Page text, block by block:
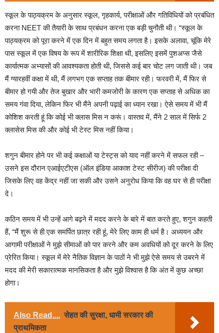
स्कूल के पाठ्यक्रम के अनुसार स्कूल, गृहकार्य, परीक्षाओं और गतिविधियों को प्रबंधित
करना NEET की तैयारी के साथ प्रबंधन करना एक बड़ी चुनौती थी। “स्कूल के
पाठ्यक्रम को पूरा करने में एक दिन में बहुत समय लगता है। इसके अलावा, चूंकि मेरे
पास स्कूल में एक विषय के रूप में शारीरिक शिक्षा थी, इसलिए इसमें पुशअप्स जैसे
कार्यात्मक अभ्यासों की आवश्यकता होती थी, जिससे कई बार चोट लग जाती थी। जब
मैं ग्यारहवीं कक्षा में थी, मैं लगभग एक सप्ताह तक बीमार रही। फरवरी में, मैं फिर से
बीमार हो गयी और तेज बुखार और भारी कमजोरी के कारण एक सप्ताह से अधिक का
समय गंवा दिया, लेकिन फिर भी मैंने अपनी पढ़ाई का ध्यान रखा। ऐसे समय में भी मैं
कोशिश करती हूं कि कोई भी क्लास मिस न करूं। वास्तव में, मैंने 2 साल में सिर्फ 2
क्लासेस मिस की और कोई भी टेस्ट मिस नहीं किया।
शगुन बीमार होने पर भी कई कक्षाओं या टेस्ट्स को याद नहीं करने में सफल रही –
उसने इस दौरान एआईएटीएस (ऑल इंडिया आकाश टेस्ट सीरीज) की परीक्षा दी
जिसके लिए वह केंद्र नहीं जा सकी और उसने अनुरोध किया कि वह घर से ही परीक्षा
दे।
कठिन समय में भी उन्हें आगे बढ़ने में मदद करने के बारे में बात करते हुए, शगुन कहती
हैं, “मैं शुरू से ही एक समर्पित छात्र रही हूं, मेरे लिए काम ही धर्म है। अध्ययन और
आगामी परीक्षाओं ने मुझे सीमाओं को पार करने और कम अवधियों को दूर करने के लिए
प्रेरित किया। स्कूल में मेरे नैतिक विज्ञान के पाठों ने भी मुझे ऐसे समय से उबरने में
मदद की मेरी सकारात्मक मानसिकता है और मुझे विश्वास है कि अंत में कुछ अच्छा
होगा।
Also Read.... सेहत की सुरक्षा, धामी सरकार की
प्राथमिकता